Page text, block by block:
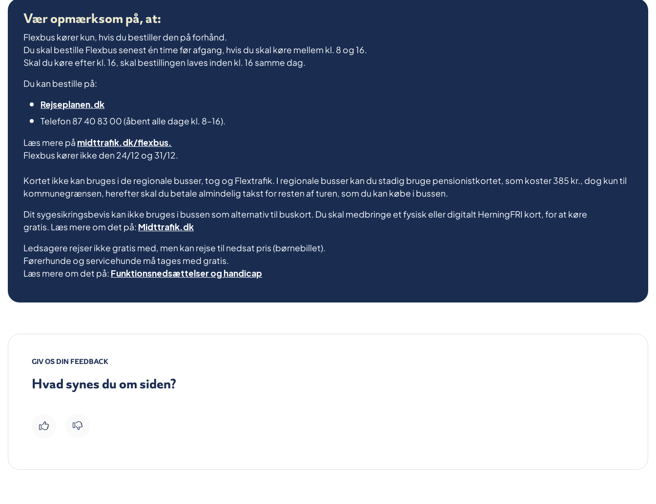
Vær opmærksom på, at:
Flexbus kører kun, hvis du bestiller den på forhånd.
Du skal bestille Flexbus senest én time før afgang, hvis du skal køre mellem kl. 8 og 16.
Skal du køre efter kl. 16, skal bestillingen laves inden kl. 16 samme dag.
Du kan bestille på:
Rejseplanen.dk
Telefon 87 40 83 00 (åbent alle dage kl. 8–16).
Læs mere påmidttrafik.dk/flexbus.
Flexbus kører ikke den 24/12 og 31/12.
Kortet ikke kan bruges i de regionale busser, tog og Flextrafik. I regionale busser kan du stadig bruge pensionistkortet, som koster 385 kr., dog kun til
kommunegrænsen, herefter skal du betale almindelig takst for resten af turen, som du kan købe i bussen.
Dit sygesikringsbevis kan ikke bruges i bussen som alternativ til buskort. Du skal medbringe et fysisk eller digitalt HerningFRI kort, for at køre
gratis. Læs mere om det på:Midttrafik.dk
Ledsagere rejser ikke gratis med, men kan rejse til nedsat pris (børnebillet).
Førerhunde og servicehunde må tages med gratis.
Læs mere om det på:Funktionsnedsættelser og handicap
GIV OS DIN FEEDBACK
Hvad synes du om siden?